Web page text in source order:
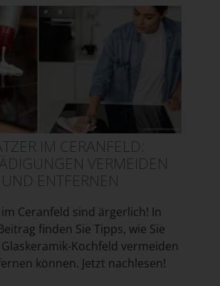
IM CERANFELD:
VERMEIDEN
UND ENTFERNEN
Ceranfeld sind ärgerlich! In
finden Sie Tipps, wie Sie
Kochfeld vermeiden
können. Jetzt nachlesen!